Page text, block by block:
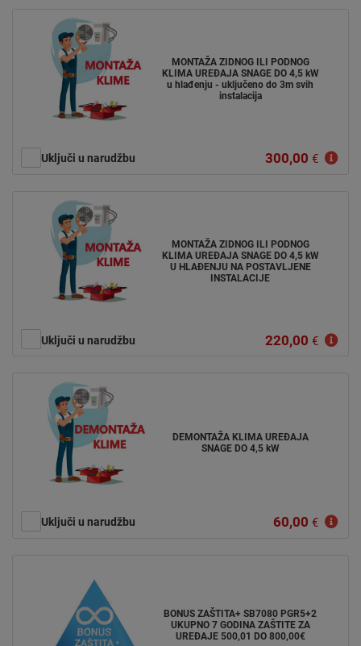
MONTAŽA ZIDNOG ILI PODNOG
KLIMA UREĐAJA SNAGE DO 4,5 kW
u hlađenju - uključeno do 3m svih
instalacija
Uključi u narudžbu 300,00 €
MONTAŽA ZIDNOG ILI PODNOG
KLIMA UREĐAJA SNAGE DO 4,5 kW
U HLAĐENJU NA POSTAVLJENE
INSTALACIJE
Uključi u narudžbu 220,00 €
DEMONTAŽA KLIMA UREĐAJA
SNAGE DO 4,5 kW
Uključi u narudžbu 60,00 €
BONUS ZAŠTITA+ SB7080 PGR5+2
UKUPNO 7 GODINA ZAŠTITE ZA
UREĐAJE 500,01 DO 800,00€